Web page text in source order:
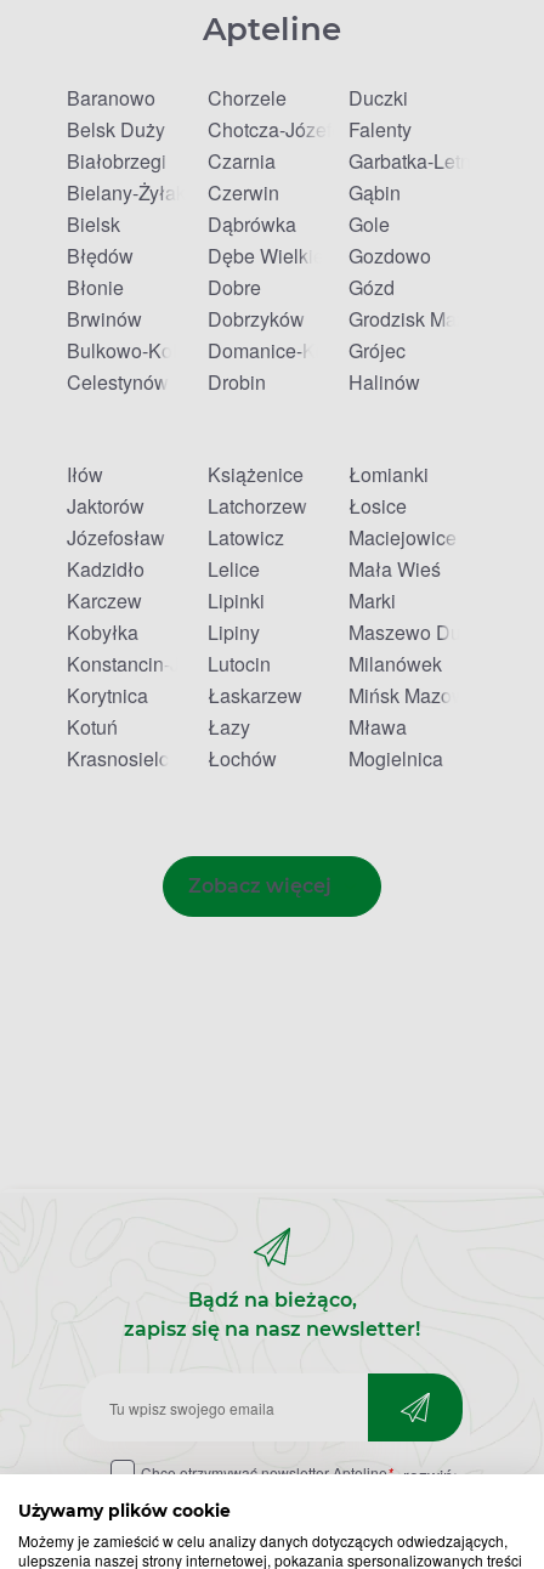
Używamy plików cookie
Możemy je zamieścić w celu analizy danych dotyczących odwiedzających,
ulepszenia naszej strony internetowej, pokazania spersonalizowanych treści
Apteline
Baranowo
Belsk Duży
Białobrzegi
Bielany-Żyłaki
Bielsk
Błędów
Błonie
Brwinów
Bulkowo-Kolonia
Celestynów
Chorzele
Chotcza-Józefów
Czarnia
Czerwin
Dąbrówka
Dębe Wielkie
Dobre
Dobrzyków
Domanice-Kolonia
Drobin
Duczki
Falenty
Garbatka-Letnisko
Gąbin
Gole
Gozdowo
Gózd
Grodzisk Mazowiecki
Grójec
Halinów
Iłów
Jaktorów
Józefosław
Kadzidło
Karczew
Kobyłka
Konstancin-Jeziorna
Korytnica
Kotuń
Krasnosielc
Książenice
Latchorzew
Latowicz
Lelice
Lipinki
Lipiny
Lutocin
Łaskarzew
Łazy
Łochów
Łomianki
Łosice
Maciejowice
Mała Wieś
Marki
Maszewo Duże
Milanówek
Mińsk Mazowiecki
Mława
Mogielnica
Zobacz więcej
Bądź na bieżąco,
zapisz się na nasz newsletter!
Zapisz
do
newslettera
Chcę otrzymywać newsletter Apteline* rozwiń>